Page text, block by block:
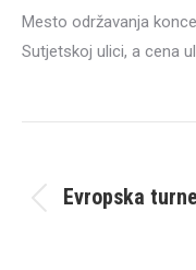
Mesto održavanja
Sutjetskoj ulici, a cena
navigation
Evropska